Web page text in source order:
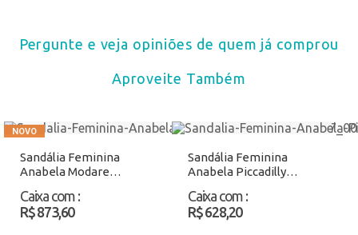
Pergunte e veja opiniões de quem já comprou
Aproveite Também
Sandália Feminina
Anabela Modare
Caixa com :
R$ 873,60
Sandália Feminina
Anabela Piccadilly
Atacado
Caixa com :
R$ 628,20